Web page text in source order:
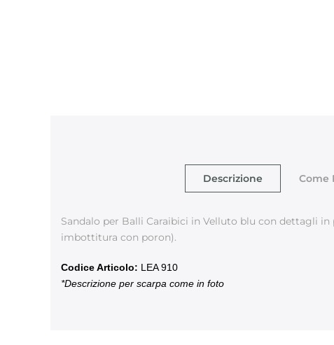
Descrizione Come
Sandalo per Balli Caraibici in Velluto blu con dettagli
imbottitura con poron).
Codice Articolo: LEA 910
*Descrizione per scarpa come in foto